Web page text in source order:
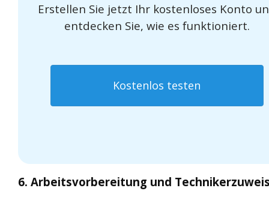
Erstellen Sie jetzt Ihr kostenloses Konto
entdecken Sie, wie es funktioniert.
Kostenlos testen
6. Arbeitsvorbereitung und